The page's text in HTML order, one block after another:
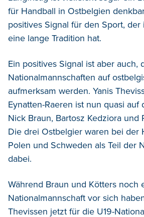
für Handball in Ostbelgien
positives Signal für den Sport,
eine lange Tradition hat.
Ein positives Signal ist aber auch,
Nationalmannschaften auf
aufmerksam werden. Yanis
Eynatten-Raeren ist nun quasi auf
Nick Braun, Bartosz Kedziora und
Die drei Ostbelgier waren bei der
Polen und Schweden als Teil der
dabei.
Während Braun und Kötters noch
Nationalmannschaft vor sich
Thevissen jetzt für die U19-